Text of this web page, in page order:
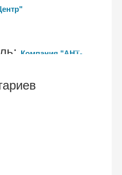
предприятия
автоматизация"
Компания "АНТ-